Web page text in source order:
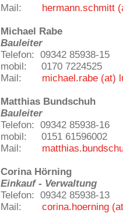
Mail: hermann.schmitt
Michael Rabe
Bauleiter
Telefon: 09342 85938-15
mobil: 0170 7224525
Mail: michael.rabe (at)
Matthias Bundschuh
Bauleiter
Telefon: 09342 85938-16
mobil: 0151 61596002
Mail:
Corina Hörning
Einkauf - Verwaltung
Telefon: 09342 85938-13
Mail: corina.hoerning